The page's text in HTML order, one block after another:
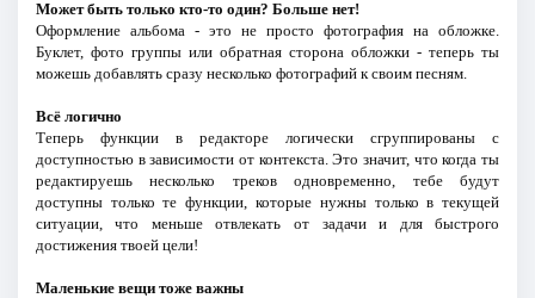
Может быть только кто-то один? Больше нет!
Оформление альбома - это не просто фотография на обложке.
Буклет, фото группы или обратная сторона обложки - теперь ты
можешь добавлять сразу несколько фотографий к своим песням.
Всё логично
Теперь функции в редакторе логически сгруппированы с
доступностью в зависимости от контекста. Это значит, что когда ты
редактируешь несколько треков одновременно, тебе будут
доступны только те функции, которые нужны только в текущей
ситуации, что меньше отвлекать от задачи и для быстрого
достижения твоей цели!
Маленькие вещи тоже важны